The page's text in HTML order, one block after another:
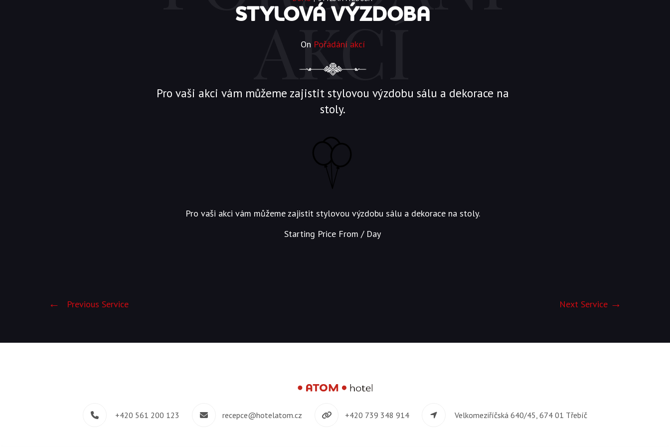
AKCÍ
STYLOVÁ VÝZDOBA
On Pořádání akcí
Pro vaši akci vám můžeme zajistit stylovou výzdobu sálu a dekorace na
stoly.
Pro vaši akci vám můžeme zajistit stylovou výzdobu sálu a dekorace na stoly.
Starting Price From / Day
Previous Service Next Service
+420 561 200 123 recepce@hotelatom.cz +420 739 348 914 Velkomeziříčská 640/45, 674 01 Třebíč